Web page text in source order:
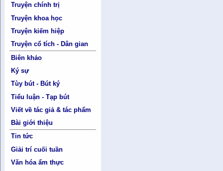
Truyện chính trị
Truyện khoa học
Truyện kiếm hiệp
Truyện cổ tích - Dân gian
Biên khảo
Ký sự
Tùy bút - Bút ký
Tiểu luận - Tạp bút
Viết về tác giả & tác phẩm
Bài giới thiệu
Tin tức
Giải trí cuối tuần
Văn hóa ẩm thực